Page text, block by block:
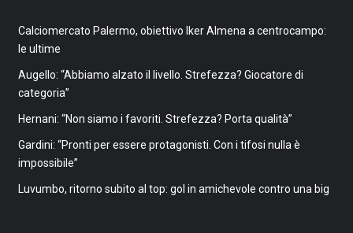
Calciomercato Palermo, obiettivo Iker Almena a centrocampo:
le ultime
Augello: “Abbiamo alzato il livello. Strefezza? Giocatore di
categoria”
Hernani: “Non siamo i favoriti. Strefezza? Porta qualità”
Gardini: “Pronti per essere protagonisti. Con i tifosi nulla è
impossibile”
Luvumbo, ritorno subito al top: gol in amichevole contro una big